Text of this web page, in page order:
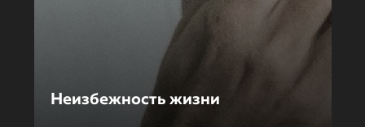
Неизбежность жизни